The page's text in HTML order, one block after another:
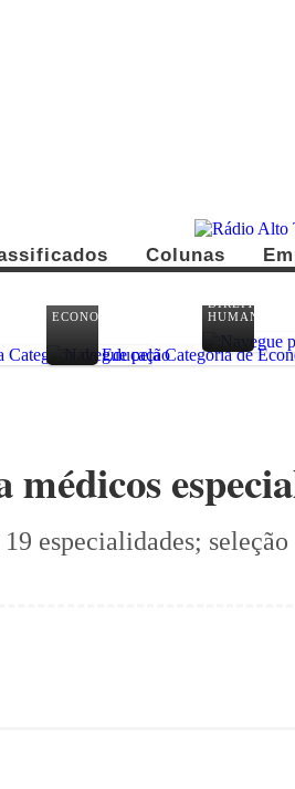
Colunas
ECONOMIA
DIREITOS
HUMANOS
especialidades;